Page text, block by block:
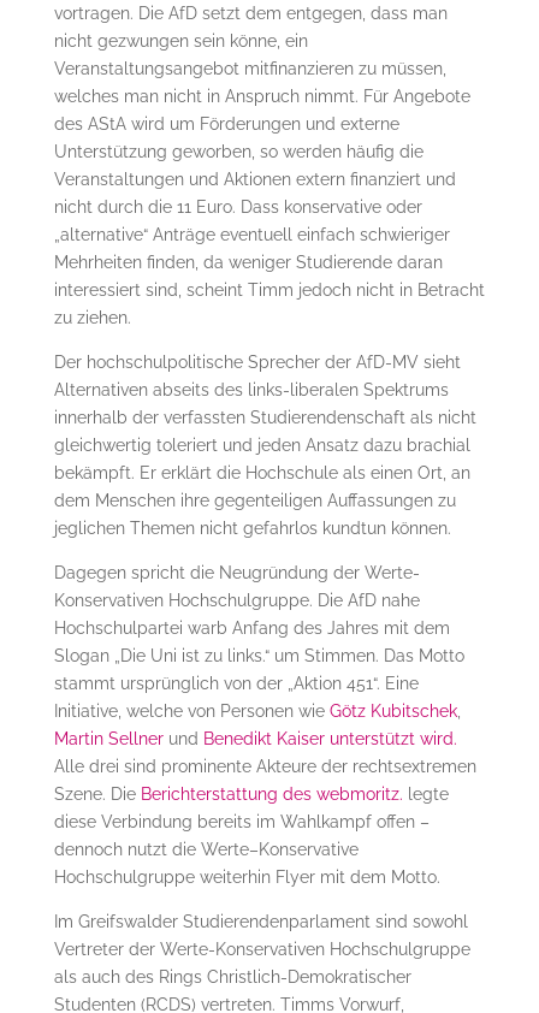
vortragen. Die AfD setzt dem entgegen, dass man
nicht gezwungen sein könne, ein
Veranstaltungsangebot mitfinanzieren zu müssen,
welches man nicht in Anspruch nimmt. Für Angebote
des AStA wird um Förderungen und externe
Unterstützung geworben, so werden häufig die
Veranstaltungen und Aktionen extern finanziert und
nicht durch die 11 Euro. Dass konservative oder
„alternative“ Anträge eventuell einfach schwieriger
Mehrheiten finden, da weniger Studierende daran
interessiert sind, scheint Timm jedoch nicht in Betracht
zu ziehen.
Der hochschulpolitische Sprecher der AfD-MV sieht
Alternativen abseits des links-liberalen Spektrums
innerhalb der verfassten Studierendenschaft als nicht
gleichwertig toleriert und jeden Ansatz dazu brachial
bekämpft. Er erklärt die Hochschule als einen Ort, an
dem Menschen ihre gegenteiligen Auffassungen zu
jeglichen Themen nicht gefahrlos kundtun können.
Dagegen spricht die Neugründung der Werte-
Konservativen Hochschulgruppe. Die AfD nahe
Hochschulpartei warb Anfang des Jahres mit dem
Slogan „Die Uni ist zu links.“ um Stimmen. Das Motto
stammt ursprünglich von der „Aktion 451“. Eine
Initiative, welche von Personen wie Götz Kubitschek,
Martin Sellnerund Benedikt Kaiser unterstützt wird.
Alle drei sind prominente Akteure der rechtsextremen
Szene. DieBerichterstattung des webmoritz. legte
diese Verbindung bereits im Wahlkampf offen –
dennoch nutzt die Werte–Konservative
Hochschulgruppe weiterhin Flyer mit dem Motto.
Im Greifswalder Studierendenparlament sind sowohl
Vertreter der Werte-Konservativen Hochschulgruppe
als auch des Rings Christlich-Demokratischer
Studenten (RCDS) vertreten. Timms Vorwurf,